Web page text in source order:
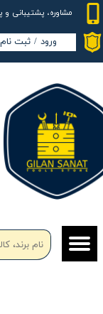
مشاوره، پشتیبانی
ورود / ثبت نام
حساب کاربری من
تغییر گذر واژه
سفارشات
خروج از حساب